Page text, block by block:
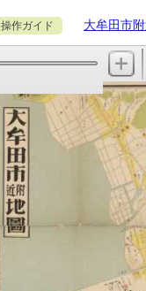
操作ガイド 大牟田市